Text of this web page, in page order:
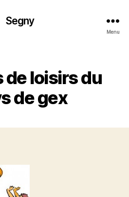
Segny
Menu
de loisirs du
de gex